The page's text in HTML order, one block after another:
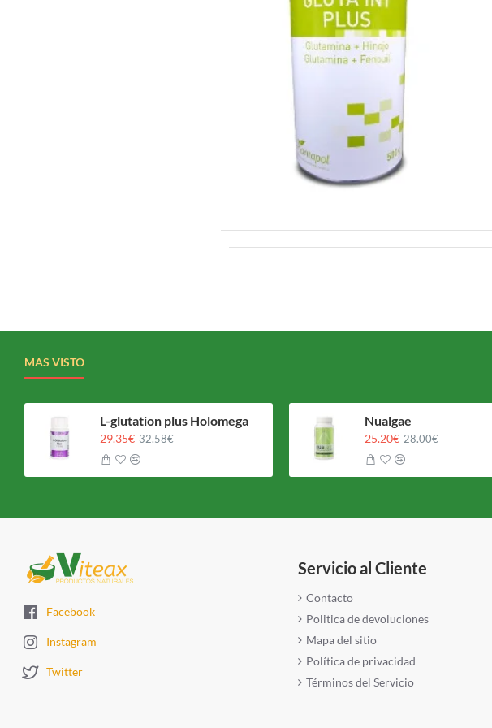
MAS VISTO
L-glutation plus Holomega
29.35€ 32.58€
Nualgae
25.20€ 28.00€
Facebook
Instagram
Twitter
Servicio al Cliente
Contacto
Politica de devoluciones
Mapa del sitio
Política de privacidad
Términos del Servicio